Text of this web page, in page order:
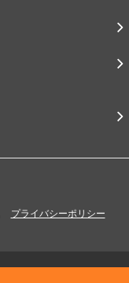
プライバシーポリシー